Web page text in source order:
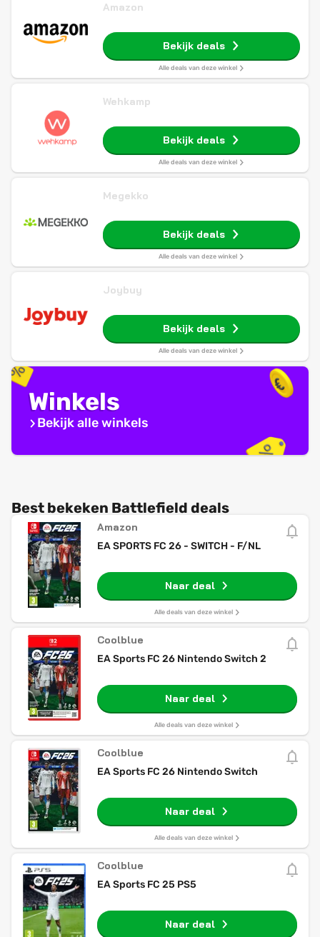
Amazon
Bekijk deals
Alle deals van deze winkel
Wehkamp
Bekijk deals
Alle deals van deze winkel
Megekko
Bekijk deals
Alle deals van deze winkel
Joybuy
Bekijk deals
Alle deals van deze winkel
Winkels
Bekijk alle winkels
Best bekeken Battlefield deals
Amazon
EA SPORTS FC 26 - SWITCH - F/NL
Naar deal
Alle deals van deze winkel
Coolblue
EA Sports FC 26 Nintendo Switch 2
Naar deal
Alle deals van deze winkel
Coolblue
EA Sports FC 26 Nintendo Switch
Naar deal
Alle deals van deze winkel
Coolblue
EA Sports FC 25 PS5
Naar deal